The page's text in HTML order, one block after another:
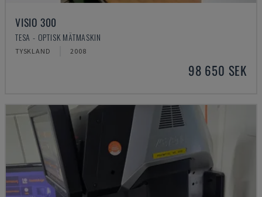
VISIO 300
TESA - OPTISK MÄTMASKIN
TYSKLAND 2008
98 650 SEK